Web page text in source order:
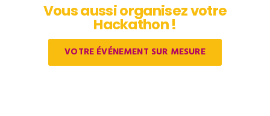
Vous aussi organisez votre
Hackathon !
VOTRE ÉVÉNEMENT SUR MESURE